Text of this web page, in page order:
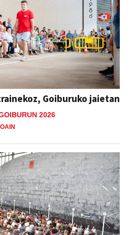
Goiburuko jaietan
2026